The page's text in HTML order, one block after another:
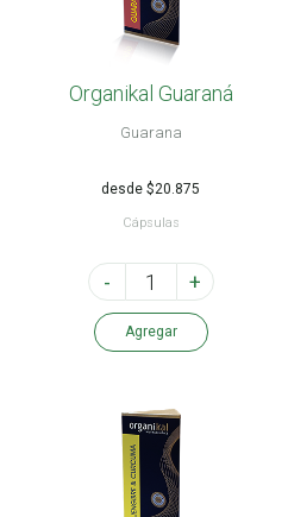
Organikal Guaraná
Guarana
desde $20.875
Cápsulas
- +
Agregar